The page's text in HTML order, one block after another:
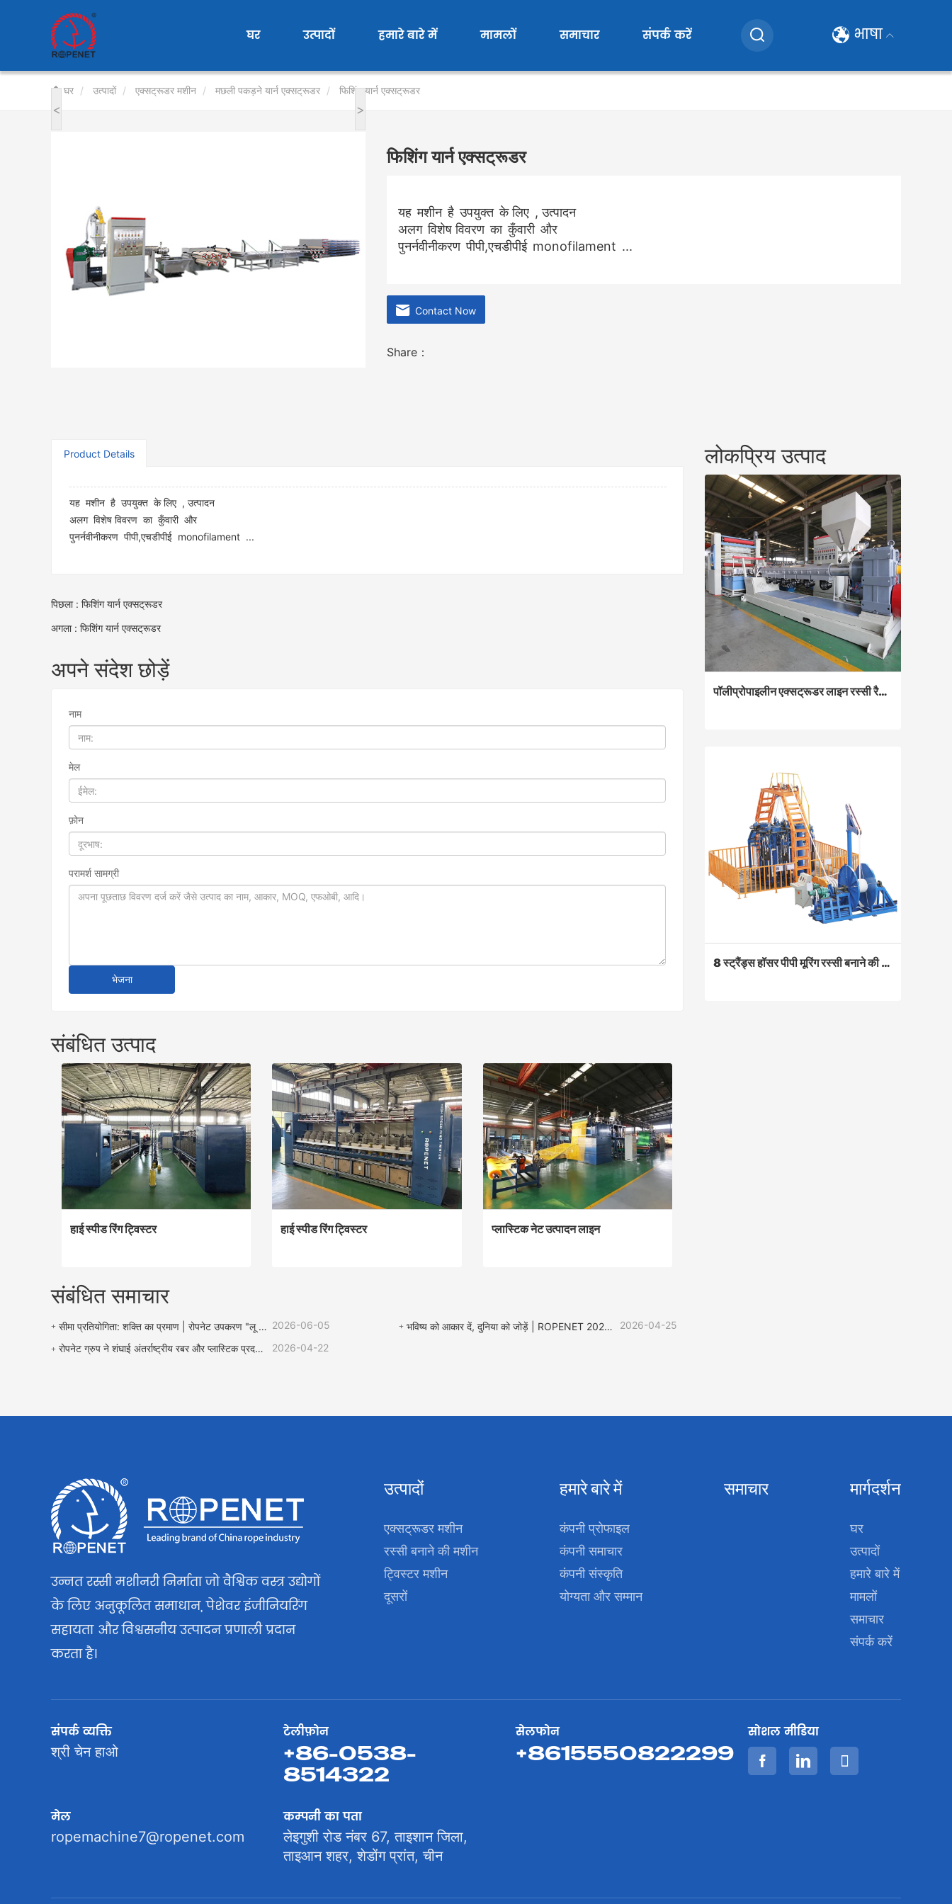
घर उत्पादों हमारे बारे में मामलों समाचार संपर्क करें भाषा
User
account
menu
घर उत्पादों एक्सट्रूडर मशीन मछली पकड़ने यार्न एक्सट्रूडर फिशिंग यार्न एक्सट्रूडर
< >
फिशिंग यार्न एक्सट्रूडर
यह मशीन है उपयुक्त के लिए , उत्पादन
अलग विशेष विवरण का कुँवारी और
पुनर्नवीनीकरण पीपी,एचडीपीई monofilament ...
Contact Now
Share：
Product Details
यह मशीन है उपयुक्त के लिए , उत्पादन
अलग विशेष विवरण का कुँवारी और
पुनर्नवीनीकरण पीपी,एचडीपीई monofilament ...
पिछला : फिशिंग यार्न एक्सट्रूडर
अगला : फिशिंग यार्न एक्सट्रूडर
अपने संदेश छोड़ें
नाम
मेल
फ़ोन
परामर्श सामग्री
भेजना
संबंधित उत्पाद
हाई स्पीड रिंग ट्विस्टर हाई स्पीड रिंग ट्विस्टर
Contact Now
प्लास्टिक नेट उत्पादन लाइन
Contact Now
संबंधित समाचार
सीमा प्रतियोगिता: शक्ति का प्रमाण | रोपनेट उपकरण "लू झेन बचाव कप" रस्सी प्रतियोगिता का समर्थन करता है 2026-06-05 भविष्य को आकार दें, दुनिया को जोड़ें | ROPENET 2026 अंतर्राष्ट्रीय प्लास्टिक और रबर प्रदर्शनी का समापन हुआ!
2026-04-25
रोपनेट ग्रुप ने शंघाई अंतर्राष्ट्रीय रबर और प्लास्टिक प्रदर्शनी में उत्कृष्ट प्रदर्शन किया और वैश्विक कारोबार विस्तार के लिए कई अवसरों के साथ लौटा।
2026-04-22
लोकप्रिय उत्पाद
पॉलीप्रोपाइलीन एक्सट्रूडर लाइन रस्सी रैफिया बनाने की मशीन
8 स्ट्रैंड्स हॉसर पीपी मूरिंग रस्सी बनाने की मशीन
उन्नत रस्सी मशीनरी निर्माता जो वैश्विक वस्त्र उद्योगों
के लिए अनुकूलित समाधान, पेशेवर इंजीनियरिंग
सहायता और विश्वसनीय उत्पादन प्रणाली प्रदान
करता है।
उत्पादों
एक्सट्रूडर मशीन
रस्सी बनाने की मशीन
ट्विस्टर मशीन
दूसरों
हमारे बारे में
कंपनी प्रोफाइल
कंपनी समाचार
कंपनी संस्कृति
योग्यता और सम्मान
समाचार मार्गदर्शन
घर
उत्पादों
हमारे बारे में
मामलों
समाचार
संपर्क करें
संपर्क व्यक्ति
श्री चेन हाओ
टेलीफ़ोन
+86-0538-
8514322
सेलफोन
+8615550822299
मेल
ropemachine7@ropenet.com
कम्पनी का पता
लेइगुशी रोड नंबर 67, ताइशान जिला,
ताइआन शहर, शेडोंग प्रांत, चीन
सोशल मीडिया